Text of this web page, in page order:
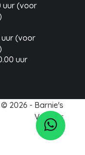
uur (voor
uur (voor
uur
© 2026 - Barnie's
Verhuur